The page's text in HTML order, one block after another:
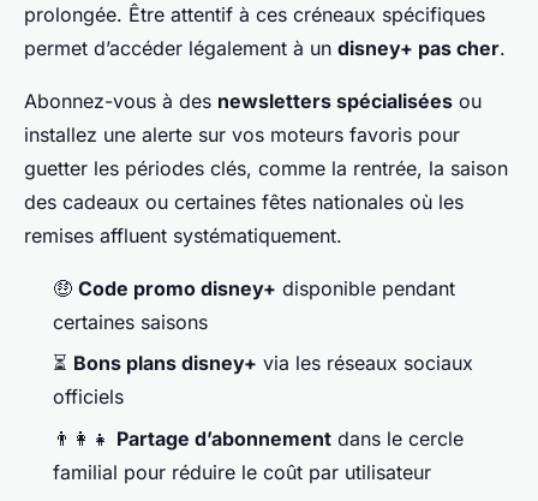
prolongée. Être attentif à ces créneaux spécifiques
permet d’accéder légalement à un disney+ pas cher.
Abonnez-vous à des newsletters spécialisées ou
installez une alerte sur vos moteurs favoris pour
guetter les périodes clés, comme la rentrée, la saison
des cadeaux ou certaines fêtes nationales où les
remises affluent systématiquement.
🤑 Code promo disney+ disponible pendant
certaines saisons
⏳ Bons plans disney+ via les réseaux sociaux
officiels
👨‍👩‍👧 Partage d’abonnement dans le cercle
familial pour réduire le coût par utilisateur